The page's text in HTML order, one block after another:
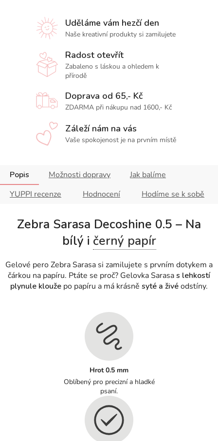
Uděláme vám hezčí den
Naše kreativní produkty si zamilujete
Radost otevřít
Zabaleno s láskou a ohledem k
přírodě
Doprava od 65,- Kč
ZDARMA při nákupu nad 1600,- Kč
Záleží nám na vás
Vaše spokojenost je na prvním místě
Popis Možnosti dopravy
Jak balíme
YUPPI recenze
Hodnocení Hodíme se k sobě
Zebra Sarasa Decoshine 0.5 – Na
bílý i černý papír
Gelové pero Zebra Sarasa si zamilujete s prvním dotykem a
čárkou na papíru. Ptáte se proč? Gelovka Sarasas lehkostí
plynule klouže po papíru a má krásně syté a živéodstíny.
Hrot 0.5 mm
Oblíbený pro precizní a hladké
psaní.